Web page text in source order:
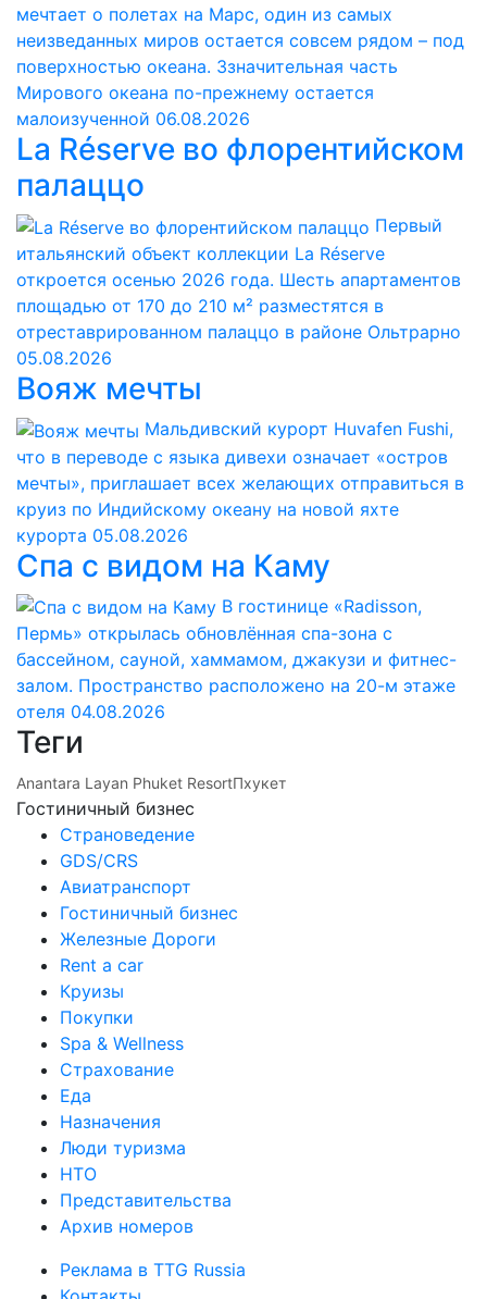
мечтает о полетах на Марс, один из самых
неизведанных миров остается совсем рядом – под
поверхностью океана. Ззначительная часть
Мирового океана по-прежнему остается
малоизученной 06.08.2026
La Réserve во флорентийском
палаццо
Первый
итальянский объект коллекции La Réserve
откроется осенью 2026 года. Шесть апартаментов
площадью от 170 до 210 м² разместятся в
отреставрированном палаццо в районе Ольтрарно
05.08.2026
Вояж мечты
Мальдивский курорт Huvafen Fushi,
что в переводе с языка дивехи означает «остров
мечты», приглашает всех желающих отправиться в
круиз по Индийскому океану на новой яхте
курорта 05.08.2026
Спа с видом на Каму
В гостинице «Radisson,
Пермь» открылась обновлённая спа-зона с
бассейном, сауной, хаммамом, джакузи и фитнес-
залом. Пространство расположено на 20-м этаже
отеля 04.08.2026
Теги
Anantara Layan Phuket ResortПхукет
Гостиничный бизнес
Страноведение
GDS/CRS
Авиатранспорт
Гостиничный бизнес
Железные Дороги
Rent a car
Круизы
Покупки
Spa & Wellness
Страхование
Еда
Назначения
Люди туризма
НТО
Представительства
Архив номеров
Реклама в TTG Russia